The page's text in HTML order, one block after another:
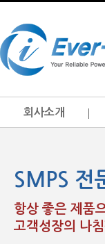
회사소개
SMPS 전
항상 좋은 제품
고객성장의 나